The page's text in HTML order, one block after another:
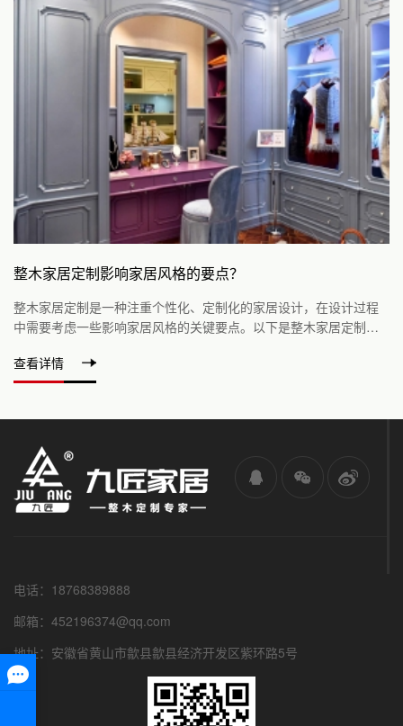
整木家居定制影响家居风格的要点？
整木家居定制是一种注重个性化、定制化的家居设计，在设计过程
中需要考虑一些影响家居风格的关键要点。以下是整木家居定制影
查看详情
电话：18768389888
邮箱：452196374@qq.com
地址：安徽省黄山市歙县歙县经济开发区紫环路5号